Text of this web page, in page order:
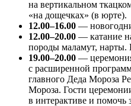
на вертикальном
«на дощечках» (в юрте).
12.00–16.00 —
12.00–20.00 — катание
породы маламут, нарты.
19.00–20.00 —
с расширенной
главного Деда Мороза
Мороза. Гости
в интерактиве и помочь